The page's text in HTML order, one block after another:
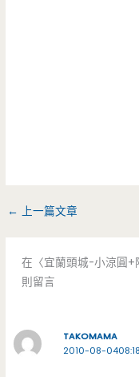
← 上一篇文章
在〈宜蘭頭城-小涼圓+
則留言
TAKOMAMA
2010-08-